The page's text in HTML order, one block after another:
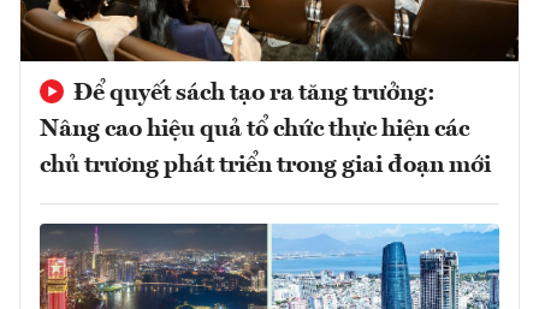
Để quyết sách tạo ra tăng trưởng:
Nâng cao hiệu quả tổ chức thực hiện các
chủ trương phát triển trong giai đoạn mới